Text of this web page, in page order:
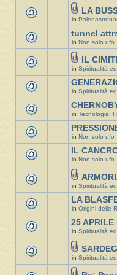
LA
in
tunnel
in Non solo ufo
IL
in Spiritualità
in Spiritualità
in Tecnologia,
in Non solo ufo
IL
in Non solo ufo
in Spiritualità
LA
in Origini delle
25
in Spiritualità
in Spiritualità